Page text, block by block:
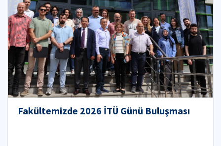
Fakültemizde 2026 İTÜ Günü Buluşması